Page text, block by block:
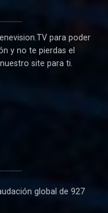
para poder
y no te pierdas el
site para ti.
global de 927